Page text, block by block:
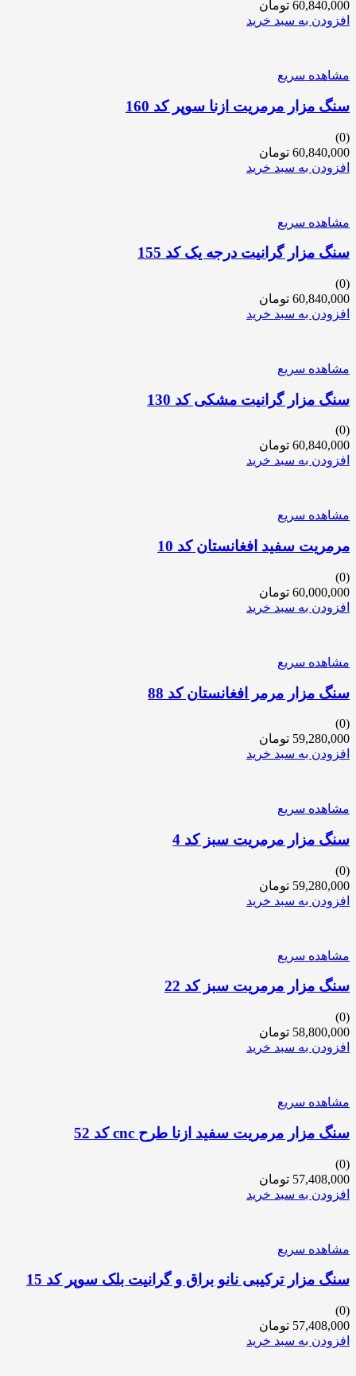
60,840,000 تومان
افزودن به سبد خرید
مشاهده سریع
سنگ مزار مرمریت ازنا سوپر کد 160
(0)
60,840,000 تومان
افزودن به سبد خرید
مشاهده سریع
سنگ مزار گرانیت درجه یک کد 155
(0)
60,840,000 تومان
افزودن به سبد خرید
مشاهده سریع
سنگ مزار گرانیت مشکی کد 130
(0)
60,840,000 تومان
افزودن به سبد خرید
مشاهده سریع
مرمریت سفید افغانستان کد 10
(0)
60,000,000 تومان
افزودن به سبد خرید
مشاهده سریع
سنگ مزار مرمر افغانستان کد 88
(0)
59,280,000 تومان
افزودن به سبد خرید
مشاهده سریع
سنگ مزار مرمریت سبز کد 4
(0)
59,280,000 تومان
افزودن به سبد خرید
مشاهده سریع
سنگ مزار مرمریت سبز کد 22
(0)
58,800,000 تومان
افزودن به سبد خرید
مشاهده سریع
سنگ مزار مرمریت سفید ازنا طرح cnc کد 52
(0)
57,408,000 تومان
افزودن به سبد خرید
مشاهده سریع
سنگ مزار ترکیبی نانو براق و گرانیت بلک سوپر کد 15
(0)
57,408,000 تومان
افزودن به سبد خرید